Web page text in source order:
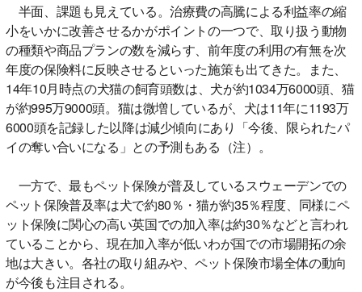
半面、課題も見えている。治療費の高騰による利益率の縮
小をいかに改善させるかがポイントの一つで、取り扱う動物
の種類や商品プランの数を減らす、前年度の利用の有無を次
年度の保険料に反映させるといった施策も出てきた。また、
14年10月時点の犬猫の飼育頭数は、犬が約1034万6000頭、猫
が約995万9000頭。猫は微増しているが、犬は11年に1193万
6000頭を記録した以降は減少傾向にあり「今後、限られたパ
イの奪い合いになる」との予測もある（注）。
一方で、最もペット保険が普及しているスウェーデンでの
ペット保険普及率は犬で約80％・猫が約35％程度、同様にペ
ット保険に関心の高い英国での加入率は約30％などと言われ
ていることから、現在加入率が低いわが国での市場開拓の余
地は大きい。各社の取り組みや、ペット保険市場全体の動向
が今後も注目される。